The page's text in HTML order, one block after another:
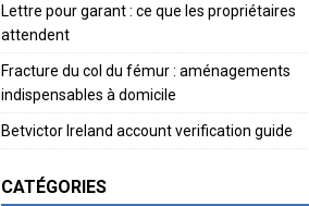
Lettre pour garant : ce que les propriétaires
attendent
Fracture du col du fémur : aménagements
indispensables à domicile
Betvictor Ireland account verification guide
CATÉGORIES